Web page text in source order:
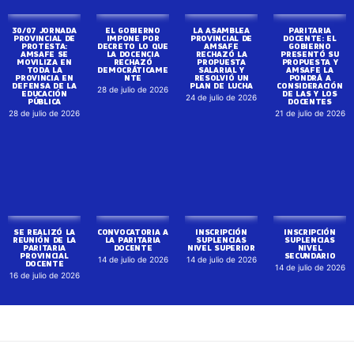
30/07 JORNADA
PROVINCIAL DE
PROTESTA:
AMSAFE SE
MOVILIZA EN
TODA LA
PROVINCIA EN
DEFENSA DE LA
EDUCACIÓN
PÚBLICA
28 de julio de 2026
EL GOBIERNO
IMPONE POR
DECRETO LO QUE
LA DOCENCIA
RECHAZÓ
DEMOCRÁTICAME
NTE
28 de julio de 2026
LA ASAMBLEA
PROVINCIAL DE
AMSAFE
RECHAZÓ LA
PROPUESTA
SALARIAL Y
RESOLVIÓ UN
PLAN DE LUCHA
24 de julio de 2026
PARITARIA
DOCENTE: EL
GOBIERNO
PRESENTÓ SU
PROPUESTA Y
AMSAFE LA
PONDRÁ A
CONSIDERACIÓN
DE LAS Y LOS
DOCENTES
21 de julio de 2026
SE REALIZÓ LA
REUNIÓN DE LA
PARITARIA
PROVINCIAL
DOCENTE
16 de julio de 2026
CONVOCATORIA A
LA PARITARIA
DOCENTE
14 de julio de 2026
INSCRIPCIÓN
SUPLENCIAS
NIVEL SUPERIOR
14 de julio de 2026
INSCRIPCIÓN
SUPLENCIAS
NIVEL
SECUNDARIO
14 de julio de 2026